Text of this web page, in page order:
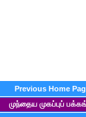
Previous Home
முந்தைய முகப்புப்